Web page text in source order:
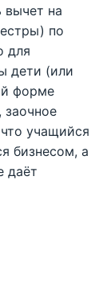
вычет на
по
для
дети (или
форме
заочное
учащийся
бизнесом, а
даёт